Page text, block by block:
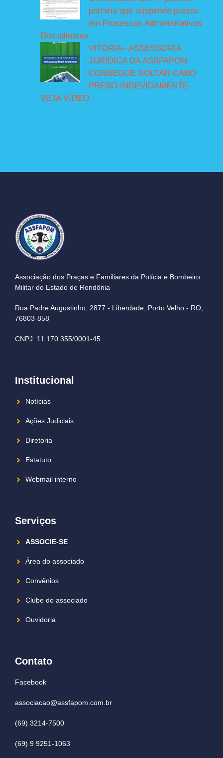
portaria que suspende prazos
em Processos Administrativos
Disciplinares
VITÓRIA– ASSESSORIA
JURÍDICA DA ASSFAPOM
CONSEGUE SOLTAR CABO
PRESO INDEVIDAMENTE-
VEJA VÍDEO
Associação dos Praças e Familiares da Polícia e Bombeiro
Militar do Estado de Rondônia
Rua Padre Augustinho, 2877 - Liberdade, Porto Velho - RO,
76803-858
CNPJ: 11.170.355/0001-45
Institucional
Notícias
Ações Judiciais
Diretoria
Estatuto
Webmail interno
Serviços
ASSOCIE-SE
Área do associado
Convênios
Clube do associado
Ouvidoria
Contato
Facebook
associacao@assfapom.com.br
(69) 3214-7500
(69) 9 9251-1063